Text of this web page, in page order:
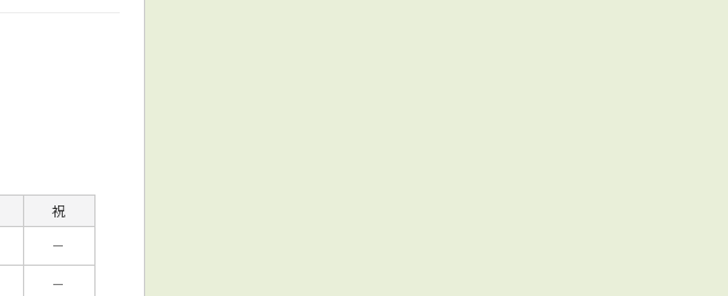
祝
－
－